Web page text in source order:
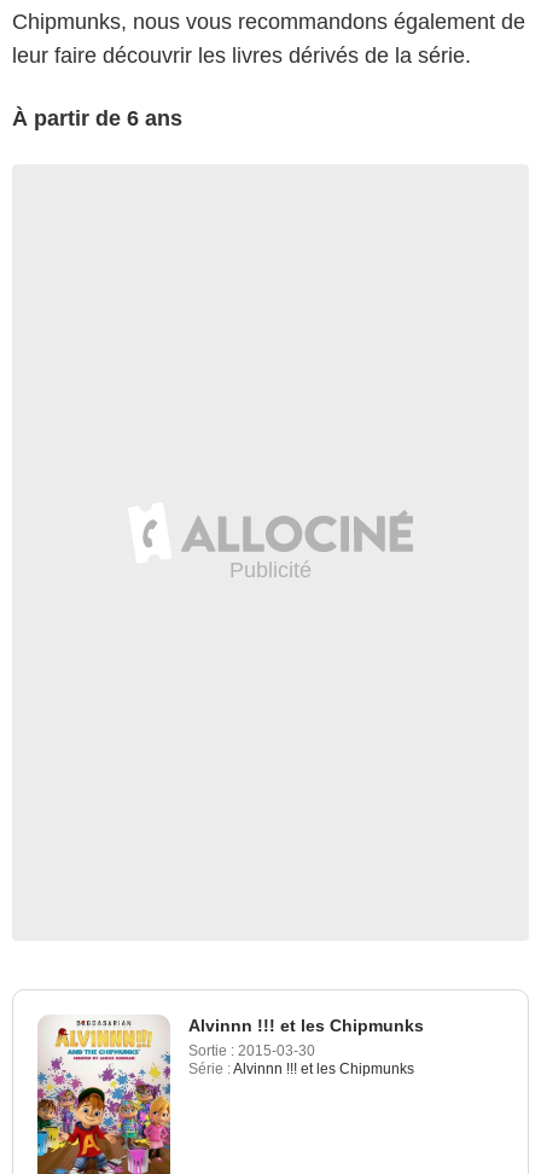
Chipmunks, nous vous recommandons également de
leur faire découvrir les livres dérivés de la série.
À partir de 6 ans
Alvinnn !!! et les Chipmunks
Sortie : 2015-03-30
Série :Alvinnn !!! et les Chipmunks